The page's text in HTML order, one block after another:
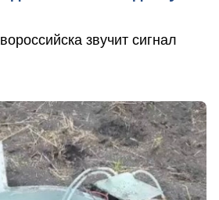
звучит сигнал